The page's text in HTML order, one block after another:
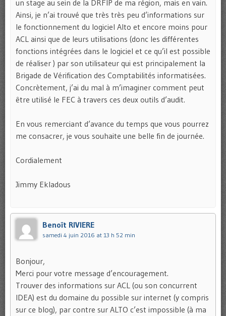
un stage au sein de la DRFIP de ma région, mais en vain.
Ainsi, je n’ai trouvé que très très peu d’informations sur
le fonctionnement du logiciel Alto et encore moins pour
ACL ainsi que de leurs utilisations (donc les différentes
fonctions intégrées dans le logiciel et ce qu’il est possible
de réaliser ) par son utilisateur qui est principalement la
Brigade de Vérification des Comptabilités informatisées.
Concrètement, j’ai du mal à m’imaginer comment peut
être utilisé le FEC à travers ces deux outils d’audit.
En vous remerciant d’avance du temps que vous pourrez
me consacrer, je vous souhaite une belle fin de journée.
Cordialement
Jimmy Ekladous
Benoît RIVIERE
samedi 4 juin 2016 at 13 h 52 min
Bonjour,
Merci pour votre message d’encouragement.
Trouver des informations sur ACL (ou son concurrent
IDEA) est du domaine du possible sur internet (y compris
sur ce blog), par contre sur ALTO c’est impossible (à ma